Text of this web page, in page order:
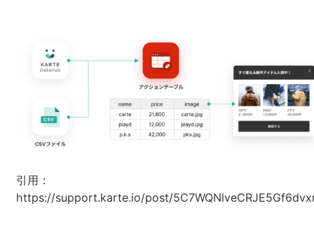
引用：
https://support.karte.io/post/